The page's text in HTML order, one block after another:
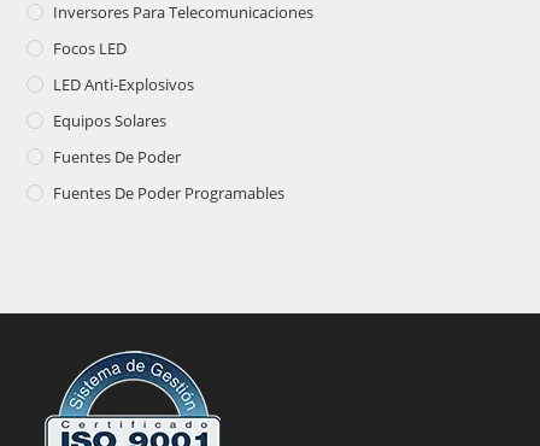
Inversores Para Telecomunicaciones
Focos LED
LED Anti-Explosivos
Equipos Solares
Fuentes De Poder
Fuentes De Poder Programables